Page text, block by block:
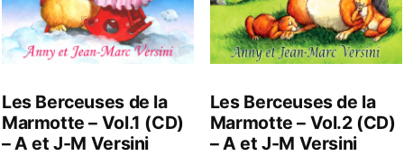
Les Berceuses de la
Marmotte – Vol.1 (CD)
– A et J-M Versini
Les Berceuses de la
Marmotte – Vol.2 (CD)
– A et J-M Versini